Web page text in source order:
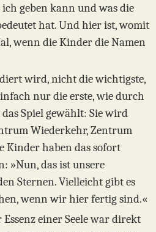
ich geben kann und was die
hat. Und hier ist, womit
wenn die Kinder die Namen
wird, nicht die wichtigste,
nur die erste, wie durch
Spiel gewählt: Sie wird
Wiederkehr, Zentrum
Kinder haben das sofort
»Nun, das ist unsere
Sternen. Vielleicht gibt es
wenn wir hier fertig sind.«
einer Seele war direkt